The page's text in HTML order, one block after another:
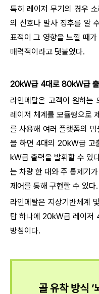
특히 레이저 무기의 경우
의 신호나 발사 징후를 알
표적이 그 영향을 느낄 때
매력적이라고 덧붙였다.
20kW급 4대로 80kW급 출
라인메탈은 고객이 원하는
레이저 체계를 모듈형으로
를 사용해 여러 플랫폼의
을 하면 4대의 20kW급 고
kW급 출력을 발휘할 수 있
는 차량 한 대와 주 통제기
제어를 통해 구현할 수 있다.
라인메탈은 지상기반체계
탑 하나에 20kW급 레이저
방침이다.
골 유착 방식 ‘